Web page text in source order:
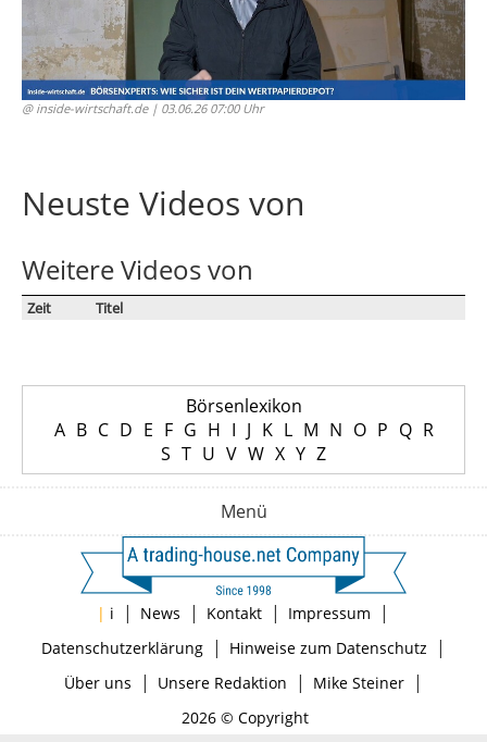
@ inside-wirtschaft.de| 03.06.26 07:00 Uhr
Neuste Videos von
Weitere Videos von
Zeit Titel
Börsenlexikon
A B C D E F G H I J K L M N O P Q R
S T U V W X Y Z
Menü
| i | News | Kontakt | Impressum |
Datenschutzerklärung| Hinweise zum Datenschutz |
Über uns | Unsere Redaktion | Mike Steiner|
2026 © Copyright